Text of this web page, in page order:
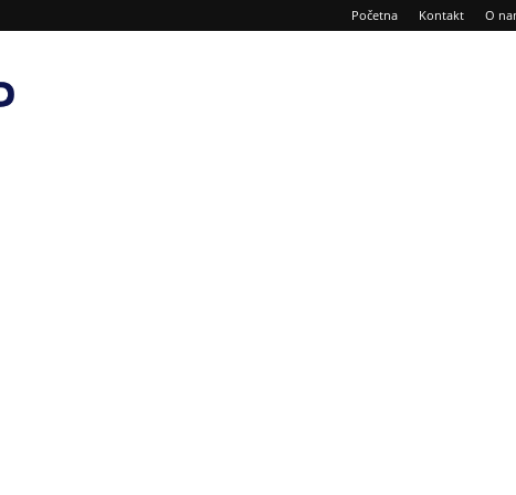
Početna Kontakt O